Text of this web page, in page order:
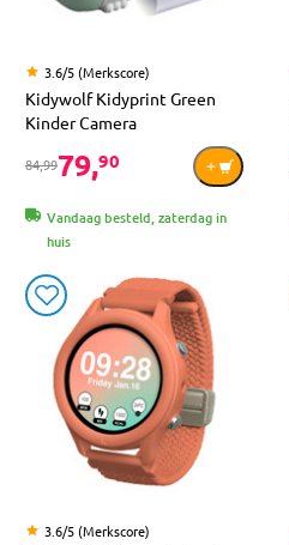
3.6/5 (Merkscore)
Kidywolf Kidyprint Green
Kinder Camera
84,9979,90
Vandaag besteld, zaterdag in
huis
3.6/5 (Merkscore)